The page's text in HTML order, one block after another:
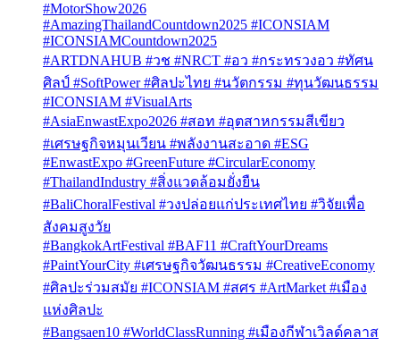
#MotorShow2026
#AmazingThailandCountdown2025 #ICONSIAM
#ICONSIAMCountdown2025
#ARTDNAHUB #วช #NRCT #อว #กระทรวงอว #ทัศน
ศิลป์ #SoftPower #ศิลปะไทย #นวัตกรรม #ทุนวัฒนธรรม
#ICONSIAM #VisualArts
#AsiaEnwastExpo2026 #สอท #อุตสาหกรรมสีเขียว
#เศรษฐกิจหมุนเวียน #พลังงานสะอาด #ESG
#EnwastExpo #GreenFuture #CircularEconomy
#ThailandIndustry #สิ่งแวดล้อมยั่งยืน
#BaliChoralFestival #วงปล่อยแก่ประเทศไทย #วิจัยเพื่อ
สังคมสูงวัย
#BangkokArtFestival #BAF11 #CraftYourDreams
#PaintYourCity #เศรษฐกิจวัฒนธรรม #CreativeEconomy
#ศิลปะร่วมสมัย #ICONSIAM #สศร #ArtMarket #เมือง
แห่งศิลปะ
#Bangsaen10 #WorldClassRunning #เมืองกีฬาเวิลด์คลาส